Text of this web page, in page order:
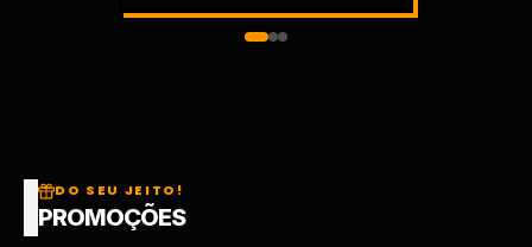
DO SEU JEITO!
PROMOÇÕES